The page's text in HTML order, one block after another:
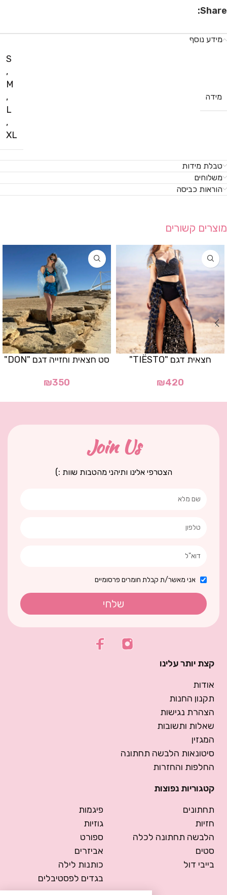
Share:
מידע נוסף
מידה
S
,
M
,
L
,
XL
טבלת מידות
משלוחים
הוראות כביסה
מוצרים קשורים
חצאית דגם "TIËSTO"
₪420
סט חצאית וחזייה דגם "DON"
₪350
Join Us
הצטרפי אלינו ותיהני מהטבות שוות :)
אני מאשר/ת קבלת חומרים פרסומיים
שלחי
קצת יותר עלינו
אודות
תקנון החנות
הצהרת נגישות
שאלות ותשובות
המגזין
סיטונאות הלבשה תחתונה
החלפות והחזרות
קטגוריות נפוצות
תחתונים
חזיות
הלבשה תחתונה לכלה
סטים
בייבי דול
פיגמות
גוזיות
ספורט
אביזרים
כותנות לילה
בגדים לפסטיבלים